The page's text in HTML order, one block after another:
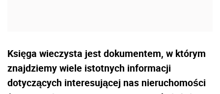
Księga wieczysta jest dokumentem, w którym
znajdziemy wiele istotnych informacji
dotyczących interesującej nas nieruchomości